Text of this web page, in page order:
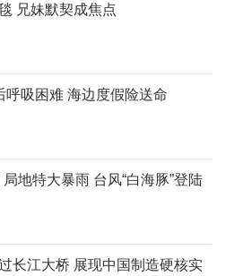
兄妹默契成焦点
呼吸困难 海边度假险送命
地特大暴雨 台风“白海豚”登陆
长江大桥 展现中国制造硬核实